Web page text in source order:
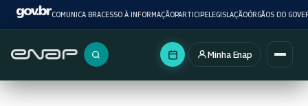
COMUNICA BRACESSO À INFORMAÇÃOPARTICIPELEGISLAÇÃOÓRGÃOS DO
Buscar no portal
Minha Enap